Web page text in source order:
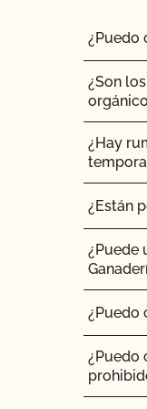
¿Cómo
¿Cómo
¿Cómo
añadir
¿Cómo
¿Cómo
¿Cómo
mis
¿Puedo
¿Son
¿Hay
¿Están
¿Puede
¿Puedo
¿Puedo